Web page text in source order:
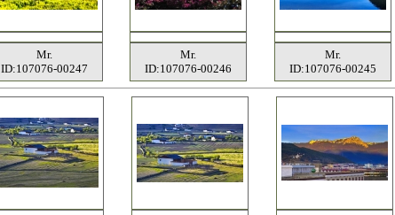
Mr.
ID:107076-00247
Mr.
ID:107076-00246
Mr.
ID:107076-00245